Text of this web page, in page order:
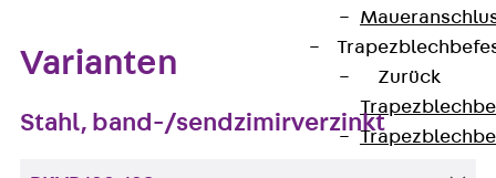
Zurück
Varianten
Stahl, band-/sendzimirverzinkt